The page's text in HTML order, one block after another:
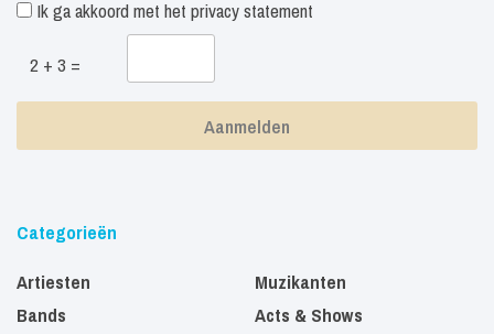
Ik ga akkoord met het privacy statement
2 + 3 =
Categorieën
Artiesten
Bands
Muzikanten
Acts & Shows